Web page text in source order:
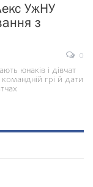
УжНУ
з
0
юнаків і дівчат
грі й дати